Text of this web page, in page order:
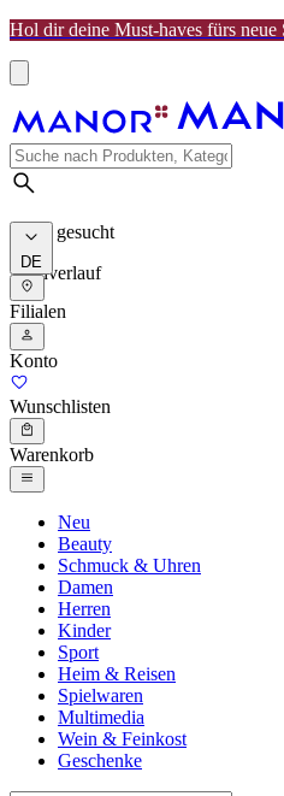
Hol dir deine Must-haves fürs neue
Meist gesucht
Suchverlauf
DE
Filialen
Konto
Wunschlisten
Warenkorb
Neu
Beauty
Schmuck & Uhren
Damen
Herren
Kinder
Sport
Heim & Reisen
Spielwaren
Multimedia
Wein & Feinkost
Geschenke